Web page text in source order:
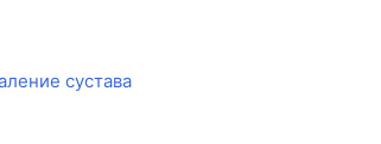
сустава